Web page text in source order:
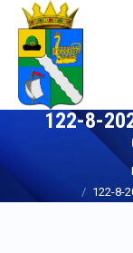
122-8-
122-8-